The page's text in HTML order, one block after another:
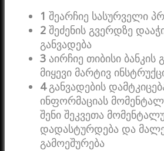
1 შეარჩიე სასურველი
2 შეძენის გვერდზე
განვადება
3 აირჩიე თიბისი ბანკის
მიყევი მარტივ
4განვადების
ინფორმაციას
შენი შეკვეთა
დადასტურდება და მალე
გამოეშურება